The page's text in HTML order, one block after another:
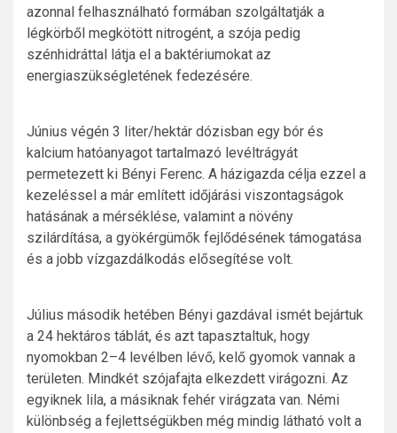
azonnal felhasználható formában szolgáltatják a
légkörből megkötött nitrogént, a szója pedig
szénhidráttal látja el a baktériumokat az
energiaszükségletének fedezésére.
Június végén 3 liter/hektár dózisban egy bór és
kalcium hatóanyagot tartalmazó levéltrágyát
permetezett ki Bényi Ferenc. A házigazda célja ezzel a
kezeléssel a már említett időjárási viszontagságok
hatásának a mérséklése, valamint a növény
szilárdítása, a gyökérgümők fejlődésének támogatása
és a jobb vízgazdálkodás elősegítése volt.
Július második hetében Bényi gazdával ismét bejártuk
a 24 hektáros táblát, és azt tapasztaltuk, hogy
nyomokban 2–4 levélben lévő, kelő gyomok vannak a
területen. Mindkét szójafajta elkezdett virágozni. Az
egyiknek lila, a másiknak fehér virágzata van. Némi
különbség a fejlettségükben még mindig látható volt a